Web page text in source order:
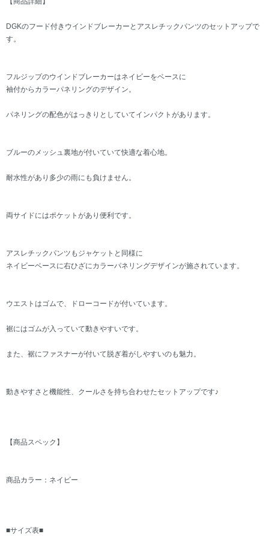
DGKのフード付きウインドブレーカーとアスレチックパンツのセットアップで
す。
フルジップのウインドブレーカーはネイビーをベースに
袖付からカラーパネリングのデザイン。
パネリングの配色がはっきりとしていてインパクトがあります。
ブルーのメッシュ裏地が付いていて快適な着心地。
耐水性があり多少の雨にも負けません。
両サイドにはポケットがあり便利です。
アスレチックパンツもジャケットと同様に
ネイビーベースに右ひざにカラーパネリングデザインが施されています。
ウエストはゴムで、ドローコードが付いています。
裾にはゴムが入っていて動きやすいです。
また、裾にファスナーが付いて脱ぎ着がしやすいのも魅力。
動きやすさと機能性、クールさを持ち合わせたセットアップです♪
【商品スペック】
商品カラー：ネイビー
■サイズ表■